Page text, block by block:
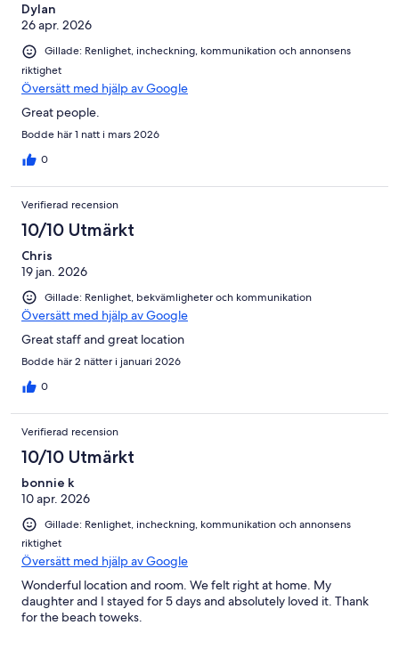
Dylan
26 apr. 2026
Gillade: Renlighet, incheckning, kommunikation och annonsens
riktighet
Översätt med hjälp av Google
Great people.
Bodde här 1 natt i mars 2026
0
Verifierad recension
10/10 Utmärkt
Chris
19 jan. 2026
Gillade: Renlighet, bekvämligheter och kommunikation
Översätt med hjälp av Google
Great staff and great location
Bodde här 2 nätter i januari 2026
0
Verifierad recension
10/10 Utmärkt
bonnie k
10 apr. 2026
Gillade: Renlighet, incheckning, kommunikation och annonsens
riktighet
Översätt med hjälp av Google
Wonderful location and room. We felt right at home. My
daughter and I stayed for 5 days and absolutely loved it. Thank
for the beach toweks.